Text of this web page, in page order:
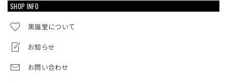
SHOP INFO
黒猫堂について
お知らせ
お問い合わせ